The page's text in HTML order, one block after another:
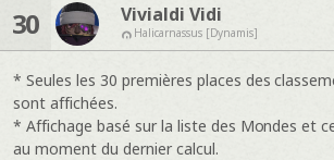
30 Vivialdi Vidi
Halicarnassus [Dynamis]
* Seules les 30 premières places des
sont affichées.
* Affichage basé sur la liste des Mondes et
au moment du dernier calcul.